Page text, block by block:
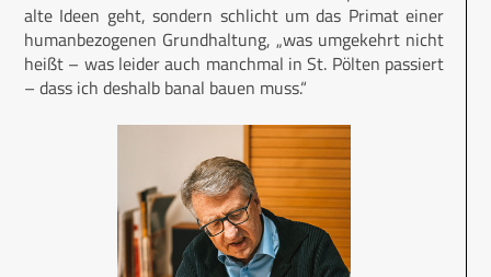
alte Ideen geht, sondern schlicht um das Primat einer
humanbezogenen Grundhaltung, „was umgekehrt nicht
heißt – was leider auch manchmal in St. Pölten passiert
– dass ich deshalb banal bauen muss.“